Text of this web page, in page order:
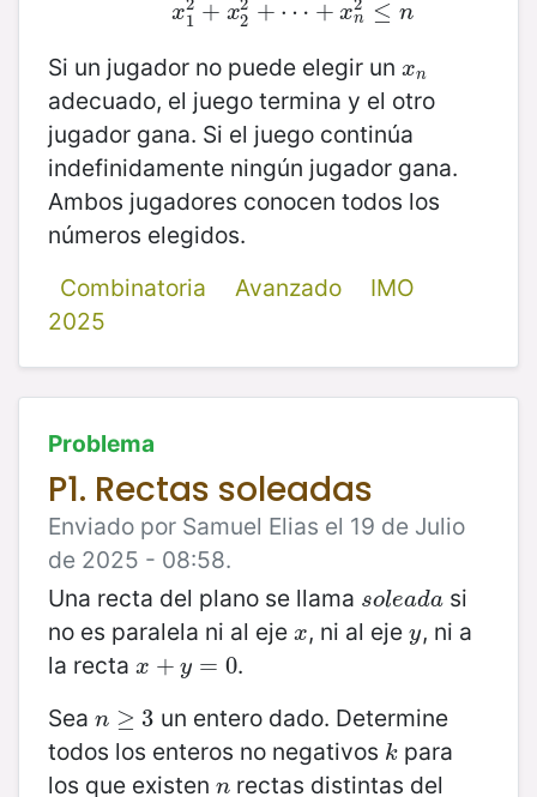
x2
1 + x2
2 + ⋯ + x2
n ≤ n
x 12 +x 22 + ⋯ +xn2 ≤n
Si un jugador no puede elegir un xn
xn
adecuado, el juego termina y el otro
jugador gana. Si el juego continúa
indefinidamente ningún jugador gana.
Ambos jugadores conocen todos los
números elegidos.
Combinatoria
Avanzado
IMO
2025
Problema
P1. Rectas soleadas
Enviado por Samuel Elias el 19 de Julio
de 2025 - 08:58.
Una recta del plano se llama soleada
soleada si
no es paralela ni al eje x
x, ni al ejey
y, ni a
la recta x + y = 0
x+y =0
.
Sea n ≥ 3
n≥3
un entero dado. Determine
todos los enteros no negativos k
k para
los que existen n
n rectas distintas del